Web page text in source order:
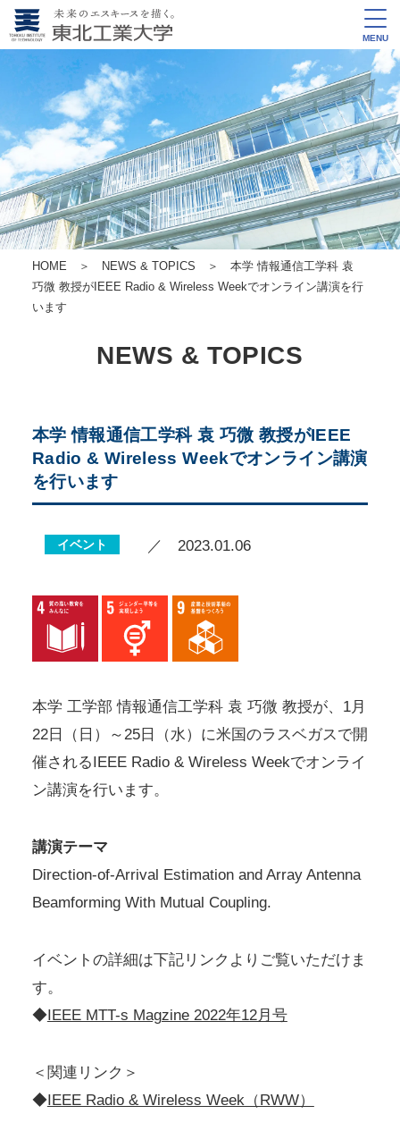
MENU
HOME ＞ NEWS & TOPICS ＞ 本学 情報通信工学科 袁
巧微 教授がIEEE Radio & Wireless Weekでオンライン講演を行
います
NEWS & TOPICS
本学 情報通信工学科 袁 巧微 教授がIEEE
Radio & Wireless Weekでオンライン講演
を行います
イベント ／ 2023.01.06
本学 工学部 情報通信工学科 袁 巧微 教授が、1月
22日（日）～25日（水）に米国のラスベガスで開
催されるIEEE Radio & Wireless Weekでオンライ
ン講演を行います。
講演テーマ
Direction-of-Arrival Estimation and Array Antenna
Beamforming With Mutual Coupling.
イベントの詳細は下記リンクよりご覧いただけま
す。
◆IEEE MTT-s Magzine 2022年12月号
＜関連リンク＞
◆IEEE Radio & Wireless Week（RWW）